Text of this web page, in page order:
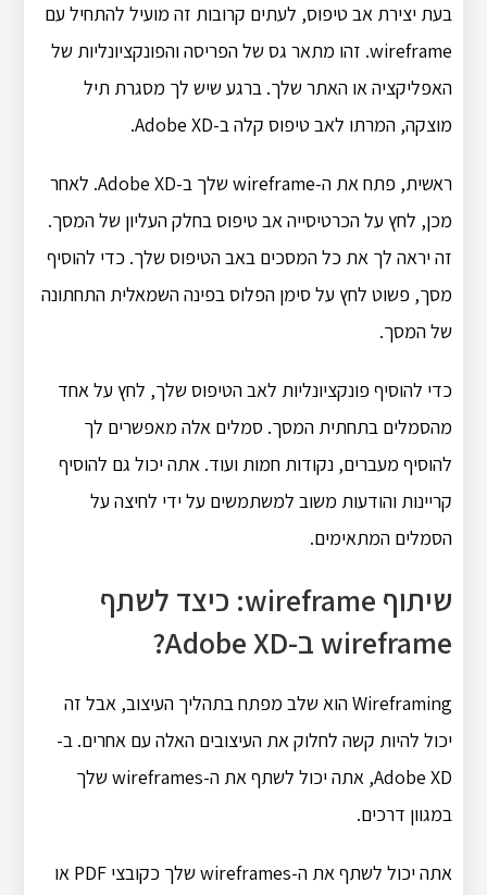
בעת יצירת אב טיפוס, לעתים קרובות זה מועיל להתחיל עם
wireframe. זהו מתאר גס של הפריסה והפונקציונליות של
האפליקציה או האתר שלך. ברגע שיש לך מסגרת תיל
מוצקה, המרתו לאב טיפוס קלה ב-Adobe XD.
ראשית, פתח את ה-wireframe שלך ב-Adobe XD. לאחר
מכן, לחץ על הכרטיסייה אב טיפוס בחלק העליון של המסך.
זה יראה לך את כל המסכים באב הטיפוס שלך. כדי להוסיף
מסך, פשוט לחץ על סימן הפלוס בפינה השמאלית התחתונה
של המסך.
כדי להוסיף פונקציונליות לאב הטיפוס שלך, לחץ על אחד
מהסמלים בתחתית המסך. סמלים אלה מאפשרים לך
להוסיף מעברים, נקודות חמות ועוד. אתה יכול גם להוסיף
קריינות והודעות משוב למשתמשים על ידי לחיצה על
הסמלים המתאימים.
שיתוף wireframe: כיצד לשתף
wireframe ב-Adobe XD?
Wireframing הוא שלב מפתח בתהליך העיצוב, אבל זה
יכול להיות קשה לחלוק את העיצובים האלה עם אחרים. ב-
Adobe XD, אתה יכול לשתף את ה-wireframes שלך
במגוון דרכים.
אתה יכול לשתף את ה-wireframes שלך כקובצי PDF או